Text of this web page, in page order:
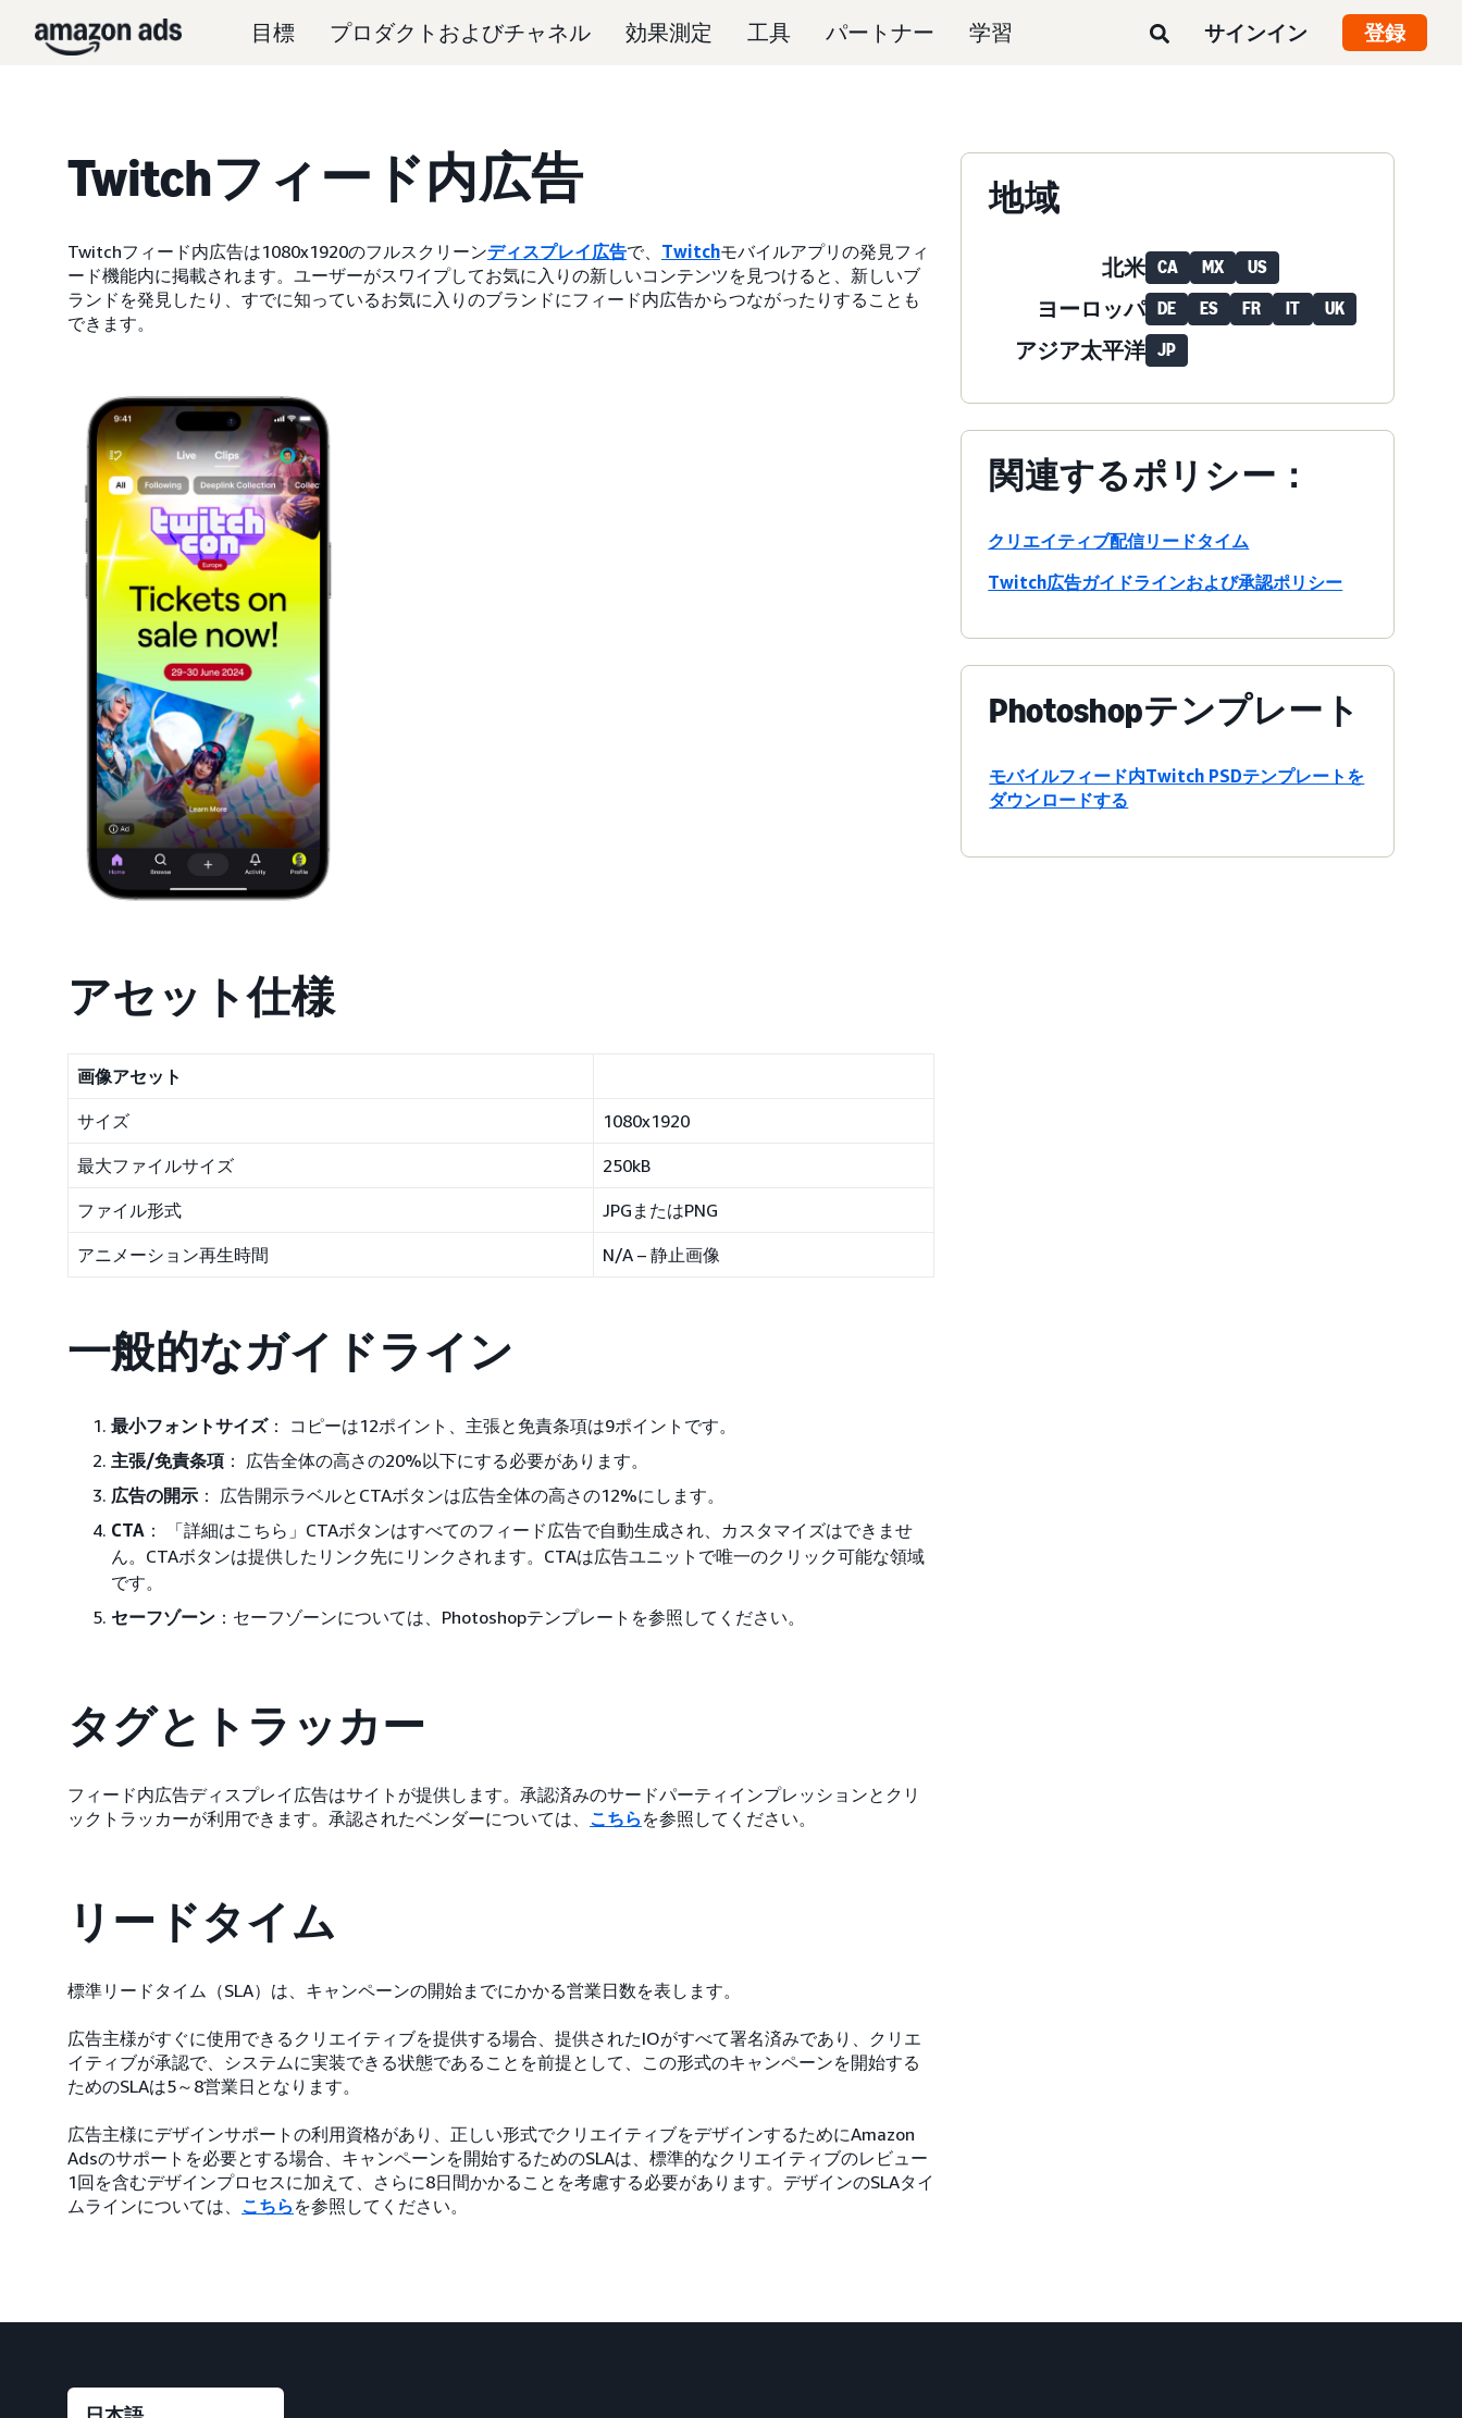
目標 プロダクトおよびチャネル 効果測定 工具 パートナー 学習 サインイン 登録
Twitchフィード内広告
Twitchフィード内広告は1080x1920のフルスクリーンディスプレイ広告で、 Twitchモバイルアプリの発見フィ
ード機能内に掲載されます。ユーザーがスワイプしてお気に入りの新しいコンテンツを見つけると、新しいブ
ランドを発見したり、すでに知っているお気に入りのブランドにフィード内広告からつながったりすることも
できます。
アセット仕様
画像アセット
サイズ 1080x1920
最大ファイルサイズ 250kB
ファイル形式 JPGまたはPNG
アニメーション再生時間 N/A – 静止画像
一般的なガイドライン
最小フォントサイズ： コピーは12ポイント、主張と免責条項は9ポイントです。
主張/免責条項 ： 広告全体の高さの20%以下にする必要があります。
広告の開示 ： 広告開示ラベルとCTAボタンは広告全体の高さの12%にします。
CTA ： 「詳細はこちら」CTAボタンはすべてのフィード広告で自動生成され、カスタマイズはできませ
ん。CTAボタンは提供したリンク先にリンクされます。CTAは広告ユニットで唯一のクリック可能な領域
です。
セーフゾーン ：セーフゾーンについては、Photoshopテンプレートを参照してください。
タグとトラッカー
フィード内広告ディスプレイ広告はサイトが提供します。承認済みのサードパーティインプレッションとクリ
ックトラッカーが利用できます。承認されたベンダーについては、 こちら を参照してください。
リードタイム
標準リードタイム（SLA）は、キャンペーンの開始までにかかる営業日数を表します。
広告主様がすぐに使用できるクリエイティブを提供する場合、提供されたIOがすべて署名済みであり、クリエ
イティブが承認で、システムに実装できる状態であることを前提として、この形式のキャンペーンを開始する
ためのSLAは5～8営業日となります。
広告主様にデザインサポートの利用資格があり、正しい形式でクリエイティブをデザインするためにAmazon
Adsのサポートを必要とする場合、キャンペーンを開始するためのSLAは、標準的なクリエイティブのレビュー
1回を含むデザインプロセスに加えて、さらに8日間かかることを考慮する必要があります。デザインのSLAタイ
ムラインについては、 こちら を参照してください。
地域
北米 CA MX US
ヨーロッパ DE ES FR IT UK
アジア太平洋 JP
関連するポリシー：
クリエイティブ配信リードタイム
Twitch広告ガイドラインおよび承認ポリシー
Photoshopテンプレート
モバイルフィード内Twitch PSDテンプレートを
ダウンロードする